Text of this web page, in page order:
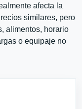
afecta la
similares, pero
alimentos, horario
o equipaje no